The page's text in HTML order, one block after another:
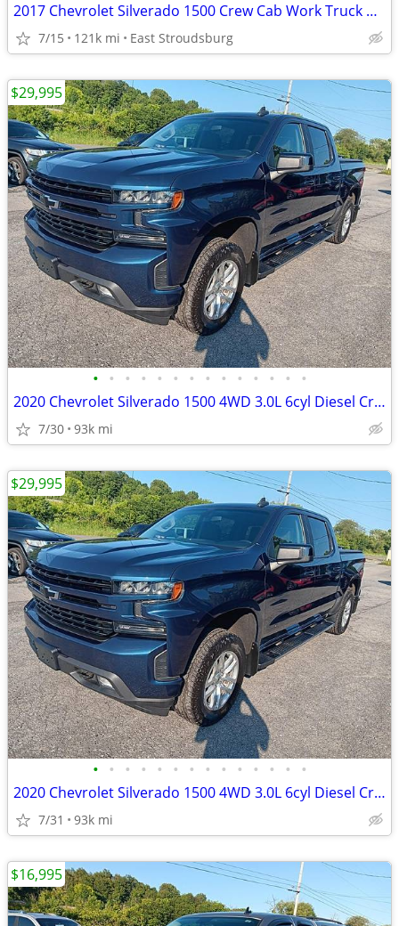
2017 Chevrolet Silverado 1500 Crew Cab Work Truck Pickup 4D 6 1/2 ft
7/15 121k mi East Stroudsburg
• • • • • • • • • • • • • •
2020 Chevrolet Silverado 1500 4WD 3.0L 6cyl Diesel Crew Cab 4 door ful
7/30 93k mi
$29,995
• • • • • • • • • • • • • •
2020 Chevrolet Silverado 1500 4WD 3.0L 6cyl Diesel Crew Cab 4 door ful
7/31 93k mi
$29,995
$16,995